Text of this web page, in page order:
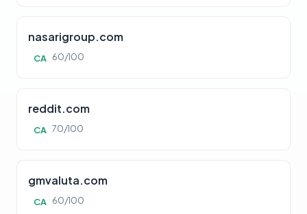
nasarigroup.com
CA 60/100
reddit.com
CA 70/100
gmvaluta.com
CA 60/100